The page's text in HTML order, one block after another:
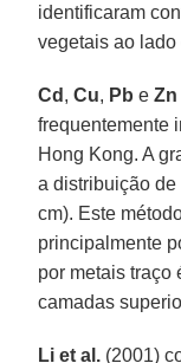
identificaram
vegetais ao
Cd ,Cu, Pb eZn
frequentemente
Hong Kong. A
a distribuição
cm). Este
principalmente
por metais traço
camadas
Li et al. (2001)